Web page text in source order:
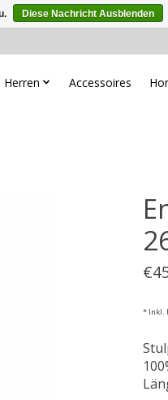
Herren Accessoires
* Inkl.
Diese Nachricht Ausblenden